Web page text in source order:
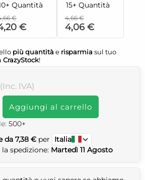
Quantità
€
€
15+ Quantità
4,66 €
4,06 €
più quantità e risparmia sul tuo
CrazyStock!
IVA)
Aggiungi al carrello
500+
da 7,38 € per
Italia
spedizione: Martedì 11 Agosto